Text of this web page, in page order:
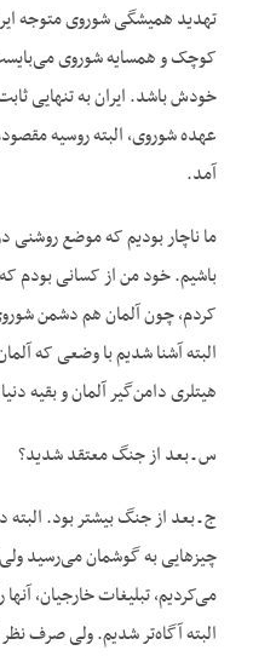
تهدید همیشگی شوروی متوجه
کوچک و همسایه شوروی می‌بایست
خودش باشد. ایران به تنهایی
عهده شوروی، البته روسیه
آمد.
ما ناچار بودیم که موضع
باشیم. خود من از کسانی بودم
کردم، چون آلمان هم دشمن
البته آشنا شدیم با وضعی که
هیتلری دامن‌گیر آلمان و بقیه
س ـ بعد از جنگ معتقد شدید؟
ج ـ بعد از جنگ بیشتر بود.
چیزهایی به گوشمان می‌رسید
می‌کردیم، تبلیغات خارجیان،
البته آگاه‌تر شدیم. ولی صرف